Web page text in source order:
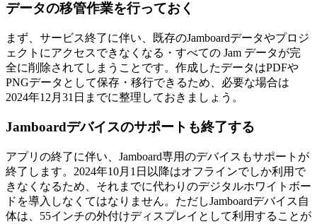
データの移管作業を行っておく
まず、サービス終了に伴い、既存のJamboardデータやプロジ
ェクトにアクセスできなくなる・すべての Jam データが完
全に削除されてしまうことです。作成したデータはPDFや
PNGデータとして保存・移行できるため、必要な場合は
2024年12月31日までに整理しておきましょう。
Jamboardデバイスのサポートも終了する
アプリの終了に伴い、Jamboard専用のデバイスもサポートが
終了します。2024年10月1日以降はオフラインでしか利用で
きなくなるため、それまでに代わりのデジタルホワイトボー
ドを導入しなくてはなりません。ただしJamboardデバイス自
体は、55インチの外付けディスプレイとして利用することが